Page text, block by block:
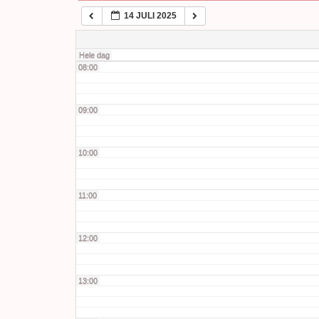
14 JULI 2025
Hele dag
07:00
08:00
09:00
10:00
11:00
12:00
13:00